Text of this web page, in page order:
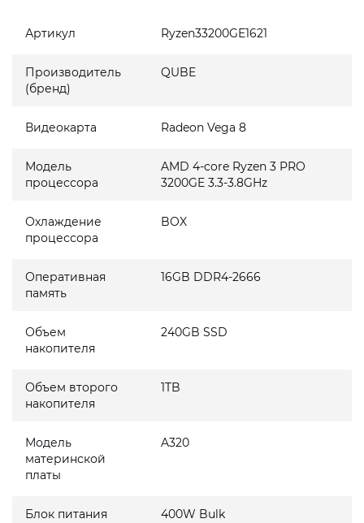
Артикул Ryzen33200GE1621
Производитель
(бренд)
QUBE
Видеокарта Radeon Vega 8
Модель
процессора
AMD 4-core Ryzen 3 PRO
3200GE 3.3-3.8GHz
Охлаждение
процессора
BOX
Оперативная
память
16GB DDR4-2666
Объем
накопителя
240GB SSD
Объем второго
накопителя
1TB
Модель
материнской
платы
A320
Блок питания 400W Bulk